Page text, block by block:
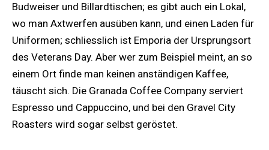
Budweiser und Billardtischen; es gibt auch ein Lokal,
wo man Axtwerfen ausüben kann, und einen Laden für
Uniformen; schliesslich ist Emporia der Ursprungsort
des Veterans Day. Aber wer zum Beispiel meint, an so
einem Ort finde man keinen anständigen Kaffee,
täuscht sich. Die Granada Coffee Company serviert
Espresso und Cappuccino, und bei den Gravel City
Roasters wird sogar selbst geröstet.